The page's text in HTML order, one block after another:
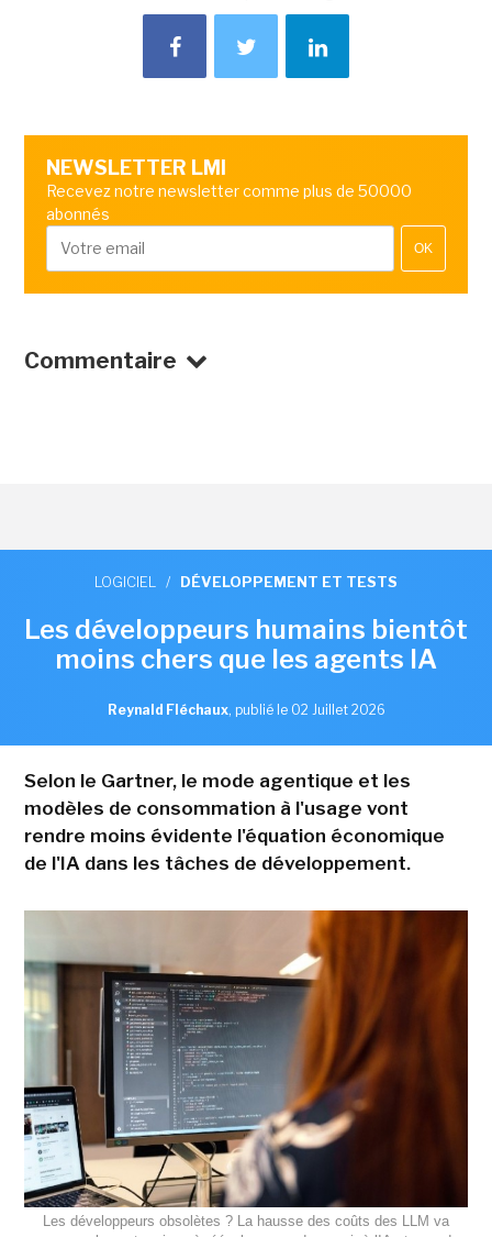
NEWSLETTER LMI
Recevez notre newsletter comme plus de 50000
abonnés
OK
Commentaire
LOGICIEL / DÉVELOPPEMENT ET TESTS
Les développeurs humains bientôt
moins chers que les agents IA
Reynald Fléchaux, publié le 02 Juillet 2026
Selon le Gartner, le mode agentique et les
modèles de consommation à l'usage vont
rendre moins évidente l'équation économique
de l'IA dans les tâches de développement.
Les développeurs obsolètes ? La hausse des coûts des LLM va